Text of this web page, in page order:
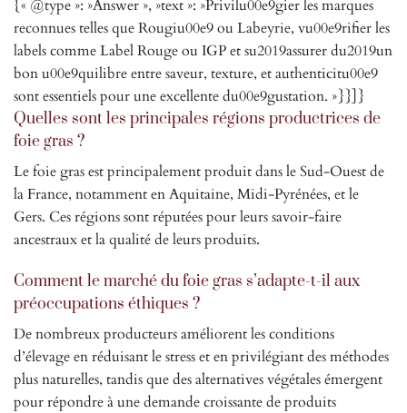
{« @type »: »Answer », »text »: »Privilu00e9gier les marques
reconnues telles que Rougiu00e9 ou Labeyrie, vu00e9rifier les
labels comme Label Rouge ou IGP et su2019assurer du2019un
bon u00e9quilibre entre saveur, texture, et authenticitu00e9
sont essentiels pour une excellente du00e9gustation. »}}]}
Quelles sont les principales régions productrices de
foie gras ?
Le foie gras est principalement produit dans le Sud-Ouest de
la France, notamment en Aquitaine, Midi-Pyrénées, et le
Gers. Ces régions sont réputées pour leurs savoir-faire
ancestraux et la qualité de leurs produits.
Comment le marché du foie gras s’adapte-t-il aux
préoccupations éthiques ?
De nombreux producteurs améliorent les conditions
d’élevage en réduisant le stress et en privilégiant des méthodes
plus naturelles, tandis que des alternatives végétales émergent
pour répondre à une demande croissante de produits